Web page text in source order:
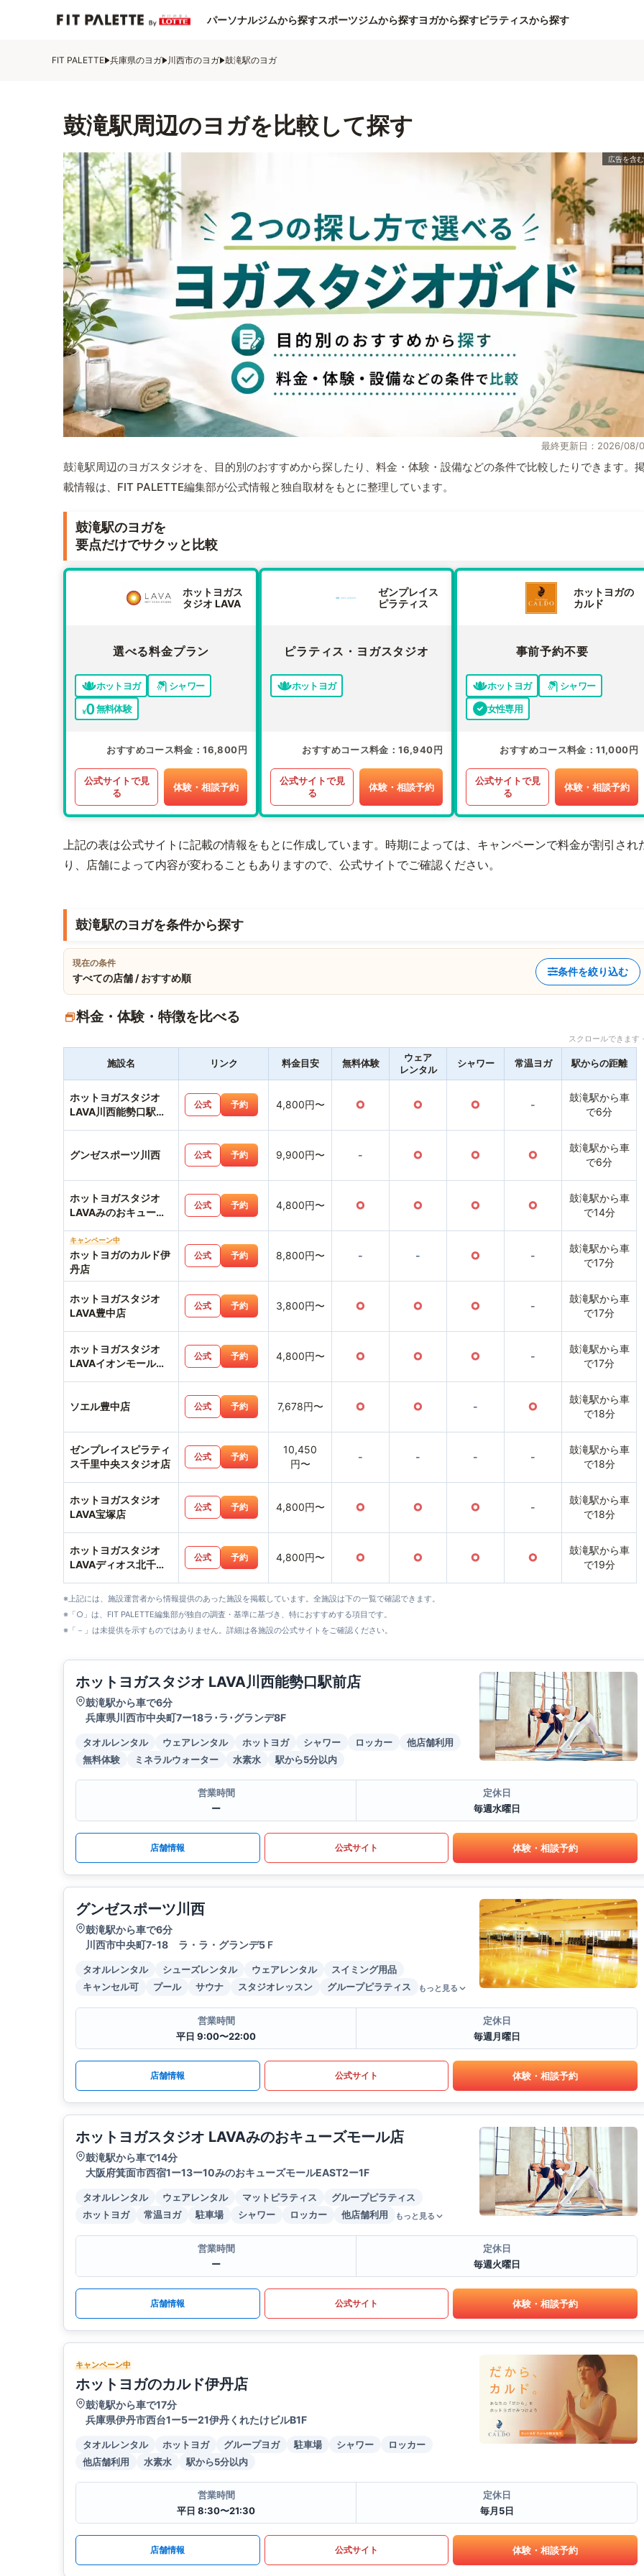
パーソナルジムから探すスポーツジムから探すヨガから探すピラティスから探す
FIT PALETTE 兵庫県のヨガ 川西市のヨガ 鼓滝駅のヨガ
鼓滝駅周辺のヨガを比較して探す
最終更新日：2026/08/
鼓滝駅周辺のヨガスタジオを、目的別のおすすめから探したり、料金・体験・設備などの条件で比較したりできます。
載情報は、FIT PALETTE編集部が公式情報と独自取材をもとに整理しています。
鼓滝駅のヨガを
要点だけでサクッと比較
ホットヨガス
タジオ LAVA
選べる料金プラン
ホットヨガ
シャワー
無料体験
おすすめコース料金 16,800円
公式サイトで見
る
体験・相談予約
ゼンプレイス
ピラティス
ピラティス・ヨガスタジオ
ホットヨガ
おすすめコース料金 16,940円
公式サイトで見
る
体験・相談予約
ホットヨガの
カルド
事前予約不要
ホットヨガ
シャワー
女性専用
おすすめコース料金 11,000円
公式サイトで見
る
体験・相談予約
上記の表は公式サイトに記載の情報をもとに作成しています。時期によっては、キャンペーンで料金が割引され
り、店舗によって内容が変わることもありますので、公式サイトでご確認ください。
鼓滝駅のヨガを条件から探す
現在の条件
すべての店舗 / おすすめ順
条件を絞り込む
料金・体験・特徴を比べる
スクロールできま
施設名 リンク 料金目安 無料体験
ウェア
レンタル
シャワー 常温ヨガ 駅からの距離
ホットヨガスタジオ
LAVA川西能勢口駅前
公式 予約 4,800円〜 ○ ○ ○ -
鼓滝駅から車
で6分
グンゼスポーツ川西 公式 予約 9,900円〜 - ○ ○ ○
鼓滝駅から車
で6分
ホットヨガスタジオ
LAVAみのおキューズ
公式 予約 4,800円〜 ○ ○ ○ ○
鼓滝駅から車
で14分
キャンペーン中
ホットヨガのカルド伊
丹店
公式 予約 8,800円〜 - - ○ -
鼓滝駅から車
で17分
ホットヨガスタジオ
LAVA豊中店
公式 予約 3,800円〜 ○ ○ ○ -
鼓滝駅から車
で17分
ホットヨガスタジオ
LAVAイオンモール伊
公式 予約 4,800円〜 ○ ○ ○ -
鼓滝駅から車
で17分
ソエル豊中店 公式 予約 7,678円〜 ○ ○ - ○
鼓滝駅から車
で18分
ゼンプレイスピラティ
ス千里中央スタジオ店
公式 予約
10,450
円〜
- - - -
鼓滝駅から車
で18分
ホットヨガスタジオ
LAVA宝塚店
公式 予約 4,800円〜 ○ ○ ○ -
鼓滝駅から車
で18分
ホットヨガスタジオ
LAVAディオス北千里
公式 予約 4,800円〜 ○ ○ ○ ○
鼓滝駅から車
で19分
※上記には、施設運営者から情報提供のあった施設を掲載しています。全施設は下の一覧で確認できます。
※「○」は、FIT PALETTE編集部が独自の調査・基準に基づき、特におすすめする項目です。
※「－」は未提供を示すものではありません。詳細は各施設の公式サイトをご確認ください。
ホットヨガスタジオ LAVA川西能勢口駅前店
鼓滝駅から車で6分
兵庫県川西市中央町7ー18ラ･ラ･グランデ8F
タオルレンタル ウェアレンタル ホットヨガ シャワー ロッカー
他店舗利用
無料体験
ミネラルウォーター 水素水 駅から5分以内
営業時間
ー
定休日
毎週水曜日
店舗情報 公式サイト 体験・相談予約
グンゼスポーツ川西
鼓滝駅から車で6分
川西市中央町7-18 ラ・ラ・グランデ5Ｆ
タオルレンタル シューズレンタル ウェアレンタル
スイミング用品
キャンセル可
プール サウナ スタジオレッスン グループピラティス もっと見る
営業時間
平日 9:00〜22:00
定休日
毎週月曜日
店舗情報 公式サイト 体験・相談予約
ホットヨガスタジオ LAVAみのおキューズモール店
鼓滝駅から車で14分
大阪府箕面市西宿1ー13ー10みのおキューズモールEAST2ー1F
タオルレンタル ウェアレンタル マットピラティス
グループピラティス
ホットヨガ
常温ヨガ 駐車場 シャワー ロッカー 他店舗利用 もっと見る
営業時間
ー
定休日
毎週火曜日
店舗情報 公式サイト 体験・相談予約
キャンペーン中
ホットヨガのカルド伊丹店
鼓滝駅から車で17分
兵庫県伊丹市西台1ー5ー21伊丹くれたけビルB1F
タオルレンタル ホットヨガ グループヨガ 駐車場 シャワー
ロッカー
他店舗利用
水素水 駅から5分以内
営業時間
平日 8:30〜21:30
定休日
毎月5日
店舗情報 公式サイト 体験・相談予約